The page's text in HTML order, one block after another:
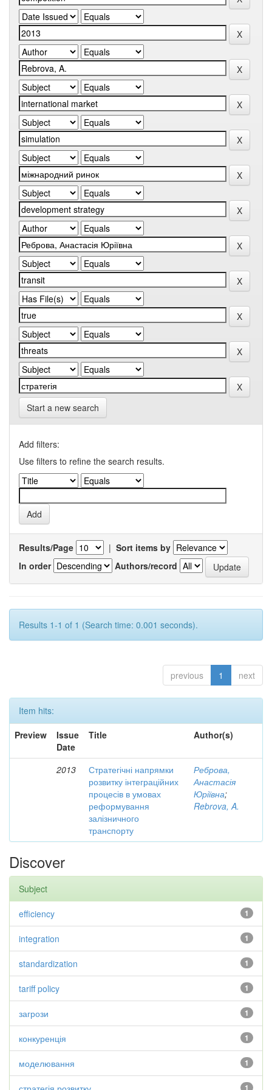
Start a new search
Add filters:
Use filters to refine the search results.
Results/Page | Sort items by
In order
Authors/record
Results 1-1 of 1 (Search time: 0.001 seconds).
previous 1 next
Item hits:
Preview
Issue
Date
Title Author(s)
2013
Стратегічні напрямки
розвитку інтеграційних
процесів в умовах
реформування
залізничного
транспорту
Реброва,
Анастасія
Юріївна;
Rebrova, A.
Discover
Subject
1
efficiency
1
integration
1
standardization
1
tariff policy
1
загрози
1
конкуренція
1
моделювання
1